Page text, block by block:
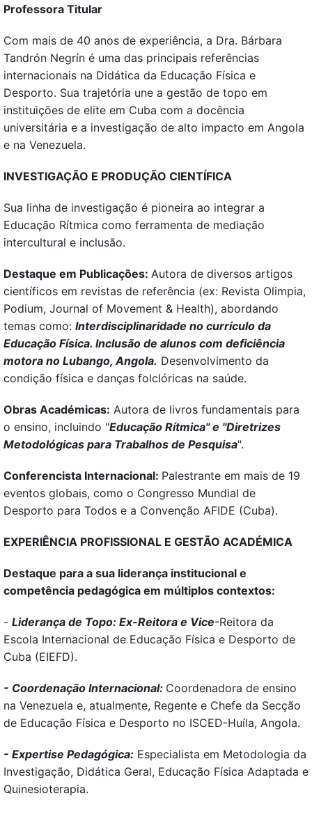
Professora Titular
Com mais de 40 anos de experiência, a Dra. Bárbara
Tandrón Negrín é uma das principais referências
internacionais na Didática da Educação Física e
Desporto. Sua trajetória une a gestão de topo em
instituições de elite em Cuba com a docência
universitária e a investigação de alto impacto em Angola
e na Venezuela.
INVESTIGAÇÃO E PRODUÇÃO CIENTÍFICA
Sua linha de investigação é pioneira ao integrar a
Educação Rítmica como ferramenta de mediação
intercultural e inclusão.
Destaque em Publicações: Autora de diversos artigos
científicos em revistas de referência (ex: Revista Olimpia,
Podium, Journal of Movement & Health), abordando
temas como: Interdisciplinaridade no currículo da
Educação Física. Inclusão de alunos com deficiência
motora no Lubango, Angola. Desenvolvimento da
condição física e danças folclóricas na saúde.
Obras Académicas: Autora de livros fundamentais para
o ensino, incluindo "Educação Rítmica" e "Diretrizes
Metodológicas para Trabalhos de Pesquisa".
Conferencista Internacional: Palestrante em mais de 19
eventos globais, como o Congresso Mundial de
Desporto para Todos e a Convenção AFIDE (Cuba).
EXPERIÊNCIA PROFISSIONAL E GESTÃO ACADÉMICA
Destaque para a sua liderança institucional e
competência pedagógica em múltiplos contextos:
- Liderança de Topo: Ex-Reitora e Vice-Reitora da
Escola Internacional de Educação Física e Desporto de
Cuba (EIEFD).
- Coordenação Internacional: Coordenadora de ensino
na Venezuela e, atualmente, Regente e Chefe da Secção
de Educação Física e Desporto no ISCED-Huíla, Angola.
- Expertise Pedagógica: Especialista em Metodologia da
Investigação, Didática Geral, Educação Física Adaptada e
Quinesioterapia.